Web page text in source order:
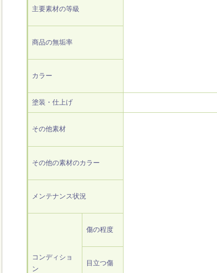
主要素材の等級
商品の無垢率
カラー
塗装・仕上げ
その他素材
その他の素材のカラー
メンテナンス状況
コンディショ
ン
傷の程度
目立つ傷